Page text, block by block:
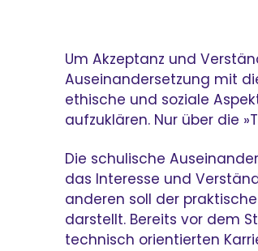
Um Akzeptanz und
Auseinandersetzung mit
ethische und soziale
aufzuklären. Nur über die
Die schulische
das Interesse und
anderen soll der
darstellt. Bereits vor dem
technisch orientierten